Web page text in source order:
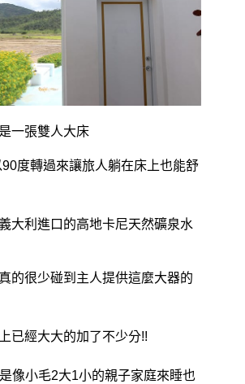
一張雙人大床
度轉過來讓旅人躺在床上也能舒
大利進口的高地卡尼天然礦泉水
的很少碰到主人提供這麼大器的
已經大大的加了不少分!!
像小毛2大1小的親子家庭來睡也